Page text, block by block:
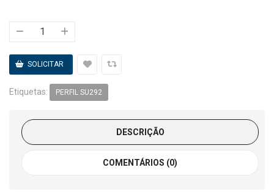
Etiquetas: PERFIL SU292
DESCRIÇÃO
COMENTÁRIOS (0)